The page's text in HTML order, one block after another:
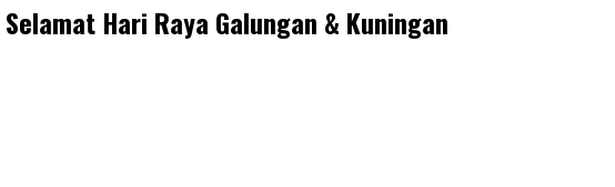
Hari Raya Galungan & Kuningan